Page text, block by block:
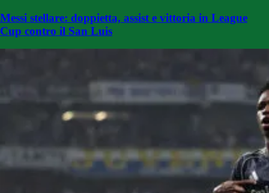
Messi stellare: doppietta, assist e vittoria in League
Cup contro il San Luis